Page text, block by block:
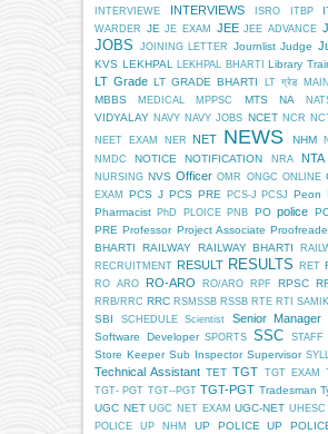
INTERVIEWE INTERVIEWS ISRO ITBP
WARDER JE JE EXAM JEE JEE ADVANCE
JOBS JOINING LETTER Journlist Judge
KVS LEKHPAL LEKHPAL BHARTI Library
LT Grade LT GRADE BHARTI LT ग्रेड
MBBS
MEDICAL MPPSC MTS NA
VIDYALAY NAVY NAVY JOBS NCET NCR
NEET EXAM NER NET NEWS NHM
NMDC
NOTICE NOTIFICATION NRA NTA
NURSING NVS Officer OMR ONGC ONLINE
EXAM
PCS J PCS PRE PCS-J PCSJ Peon
Pharmacist PhD PLOICE PNB PO police
PRE Professor Project Associate
BHARTI
RAILWAY RAILWAY BHARTI
RECRUITMENT RESULT RESULTS RET
RO ARO RO-ARO RO/ARO RPF RPSC
RRB/RRC RRC RSMSSB RSSB RTE RTI
SBI SCHEDULE Scientist Senior Manager
Software Developer SPORTS SSC STAFF
Store Keeper Sub Inspector Supervisor
Technical Assistant TET TGT TGT EXAM
TGT- PGT TGT--PGT TGT-PGT Tradesman
UGC NET UGC NET EXAM UGC-NET UHESC
POLICE
UP NHM UP POLICE UP